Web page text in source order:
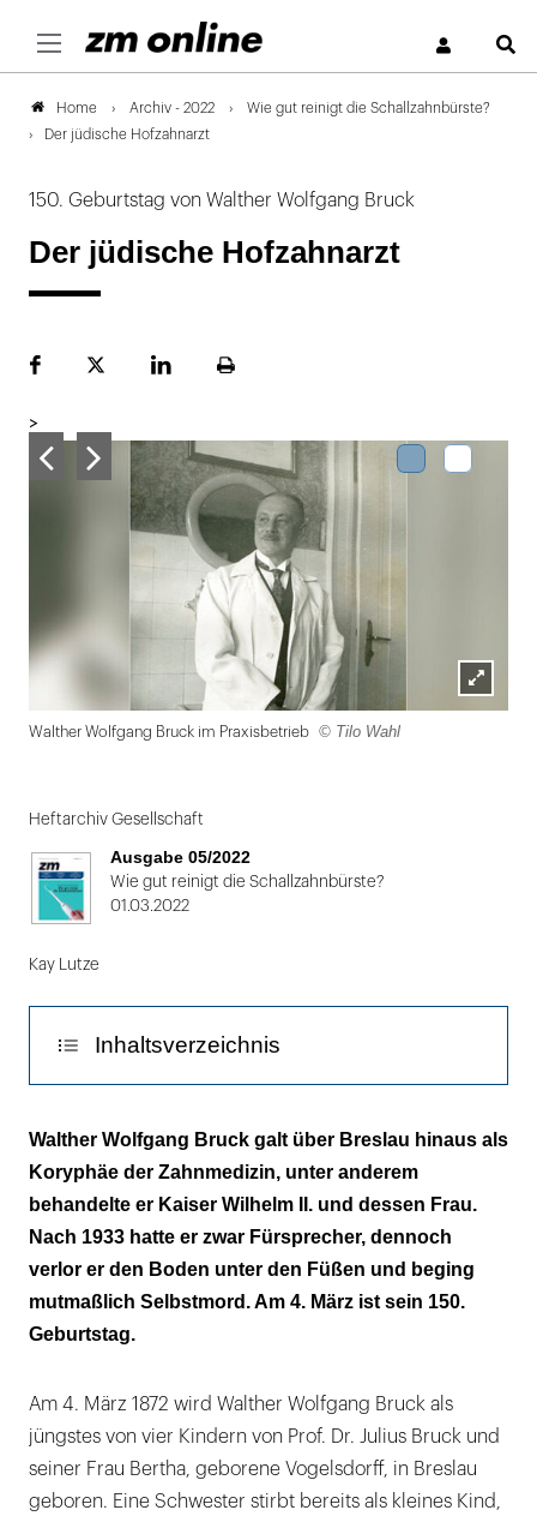
Home Archiv - 2022
Wie gut reinigt die Schallzahnbürste?
Der jüdische Hofzahnarzt
150. Geburtstag von Walther Wolfgang Bruck
Der jüdische Hofzahnarzt
FacebookPlattformLinekdInSeite
>
Lightbox
Walther Wolfgang Bruck im Praxisbetrieb © Tilo Wahl
1
von
Heftarchiv Gesellschaft
Ausgabe 05/2022
Wie gut reinigt die Schallzahnbürste?
01.03.2022
Kay Lutze
Inhaltsverzeichnis
Seine Schriften werden international
gerühmt
Auch der ehemalige Kaiser gratuliert
Ein erzkonservativer Feldmarschall hilft ihm
Walther Wolfgang Bruck galt über Breslau hinaus als
Koryphäe der Zahnmedizin, unter anderem
behandelte er Kaiser Wilhelm II. und dessen Frau.
Nach 1933 hatte er zwar Fürsprecher, dennoch
verlor er den Boden unter den Füßen und beging
mutmaßlich Selbstmord. Am 4. März ist sein 150.
Geburtstag.
Am 4. März 1872 wird Walther Wolfgang Bruck als
jüngstes von vier Kindern von Prof. Dr. Julius Bruck und
seiner Frau Bertha, geborene Vogelsdorff, in Breslau
geboren. Eine Schwester stirbt bereits als kleines Kind,